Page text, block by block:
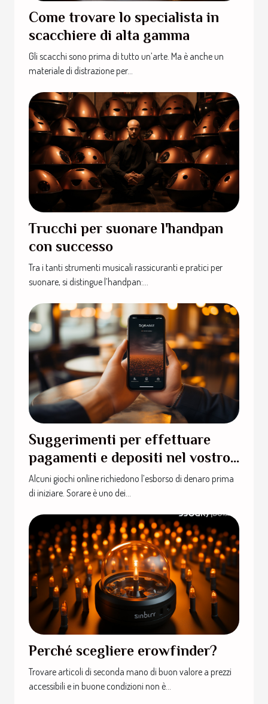
Come trovare lo specialista in
scacchiere di alta gamma
Gli scacchi sono prima di tutto un’arte. Ma è anche un
materiale di distrazione per...
Trucchi per suonare l'handpan
con successo
Tra i tanti strumenti musicali rassicuranti e pratici per
suonare, si distingue l’handpan:...
Suggerimenti per effettuare
pagamenti e depositi nel vostro
portafoglio Sorare
Alcuni giochi online richiedono l’esborso di denaro prima
di iniziare. Sorare è uno dei...
Perché scegliere erowfinder?
Trovare articoli di seconda mano di buon valore a prezzi
accessibili e in buone condizioni non è...